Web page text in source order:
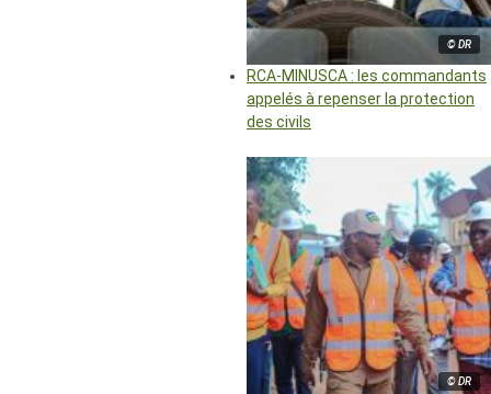
© DR
RCA-MINUSCA : les commandants
appelés à repenser la protection
des civils
© DR